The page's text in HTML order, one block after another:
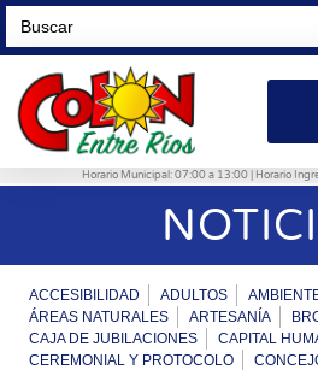
Search
for:
Horario Municipal: 07:00 a 13:00 | Horario
ACCESIBILIDAD ADULTOS
ÁREAS NATURALES
ARTESANÍA
CAJA DE JUBILACIONES
CAPITAL
CEREMONIAL Y PROTOCOLO